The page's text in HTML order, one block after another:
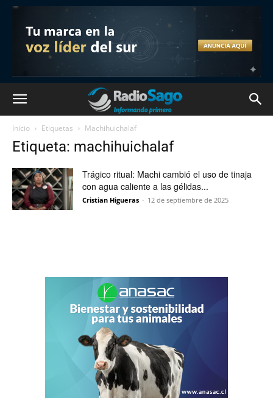
Inicio Etiquetas Machihuichalaf
Etiqueta: machihuichalaf
Trágico ritual: Machi cambió el uso de tinaja
con agua caliente a las gélidas...
Cristian Higueras - 12 de septiembre de 2025